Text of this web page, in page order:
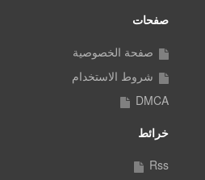
صفحات
صفحة الخصوصية
شروط الاستخدام
DMCA
خرائط
Rss